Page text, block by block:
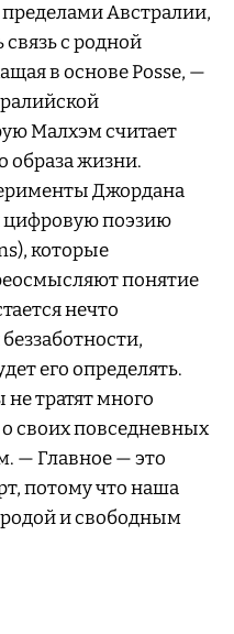
Австралии,
связь с родной
в основе Posse, —
Малхэм считает
образа жизни.
Джордана
цифровую поэзию
которые
понятие
нечто
его определять.
тратят много
своих повседневных
— Главное — это
потому что наша
и свободным